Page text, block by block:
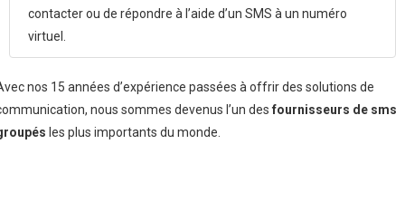
contacter ou de répondre à l’aide d’un SMS à un numéro
virtuel.
nos 15 années d’expérience passées à offrir des solutions de
nous sommes devenus l’un des fournisseurs de sms
les plus importants du monde.